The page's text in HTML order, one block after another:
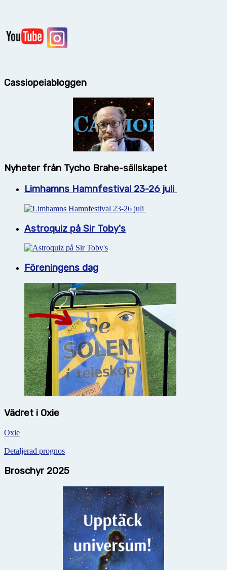
Cassiopeiabloggen
Nyheter från Tycho Brahe-sällskapet
Limhamns Hamnfestival 23-26 juli
Astroquiz på Sir Toby's
Föreningens dag
Vädret i Oxie
Oxie
Detaljerad prognos
Broschyr 2025